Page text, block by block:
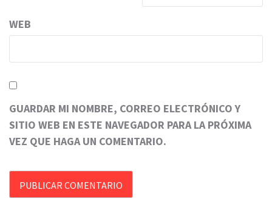
WEB
GUARDAR MI NOMBRE, CORREO ELECTRÓNICO Y
SITIO WEB EN ESTE NAVEGADOR PARA LA PRÓXIMA
VEZ QUE HAGA UN COMENTARIO.